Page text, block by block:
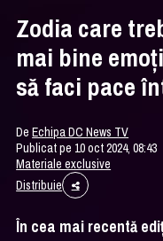
Zodia care
mai bine
să faci pace
DeEchipa DC News TV
Publicat pe 10 oct 2024, 08:43
Materiale exclusive
Distribuie
În cea mai recentă